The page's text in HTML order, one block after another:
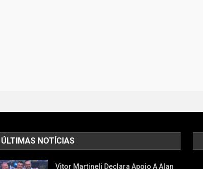
ÚLTIMAS NOTÍCIAS
Vitor Martineli Declara Apoio A Alan